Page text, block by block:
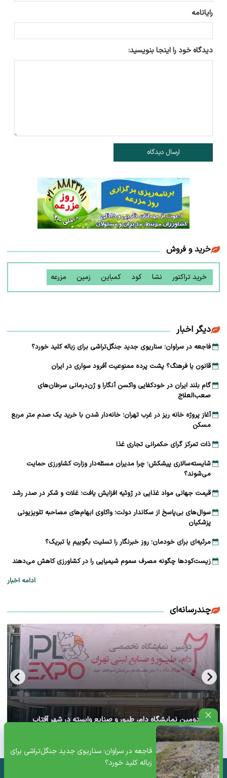
فاجعه در سراوان؛ سناریوی جدید جنگل‌تراشی برای
زباله کلید خورد؟
رایانامه
دیدگاه خود را اینجا بنویسید:
ارسال دیدگاه
خرید و فروش
خرید تراکتور نشا کود کمباین زمین مزرعه
دیگر اخبار
فاجعه در سراوان؛ سناریوی جدید جنگل‌تراشی برای زباله کلید خورد؟
قانون یا فرهنگ؟ پشت پرده ممنوعیت آفرود سواری در ایران
گام بلند ایران در خودکفایی واکسن آنگارا و ژن‌درمانی سرطان‌های
صعب‌العلاج
آغاز پروژه خانه ریز در غرب تهران؛ خانه‌دار شدن با خرید یک صدم متر مربع
مسکن
ذات تمرکز گرای حکمرانی تجاری غذا
شایسته‌سالاری پیشکش؛ چرا مدیران مسئله‌دار وزارت کشاورزی حمایت
می‌شوند؟
قیمت جهانی مواد غذایی در ژوئیه افزایش یافت؛ غلات و شکر در صدر رشد
سوال‌های بی‌پاسخ از سکاندار دولت؛ واکاوی ابهام‌های مصاحبه تلویزیونی
پزشکیان
مرثیه‌ای برای خودمان؛ روز خبرنگار را تسلیت بگوییم یا تبریک؟
زیست‌کودها چگونه مصرف سموم شیمیایی را در کشاورزی کاهش می‌دهند
ادامه اخبار
چندرسانه‌ای
آغاز دومین نمایشگاه دام، طیور و صنایع وابسته در شهر آفتاب
تهران+ ویدئو